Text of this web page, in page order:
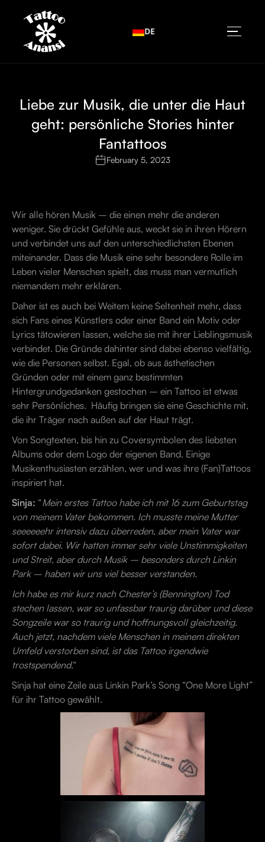
DE
Liebe zur Musik, die unter die Haut
geht: persönliche Stories hinter
Fantattoos
February 5, 2023
Wir alle hören Musik – die einen mehr die anderen
weniger. Sie drückt Gefühle aus, weckt sie in ihren Hörern
und verbindet uns auf den unterschiedlichsten Ebenen
miteinander. Dass die Musik eine sehr besondere Rolle im
Leben vieler Menschen spielt, das muss man vermutlich
niemandem mehr erklären.
Daher ist es auch bei Weitem keine Seltenheit mehr, dass
sich Fans eines Künstlers oder einer Band ein Motiv oder
Lyrics tätowieren lassen, welche sie mit ihrer Lieblingsmusik
verbindet. Die Gründe dahinter sind dabei ebenso vielfältig,
wie die Personen selbst. Egal, ob aus ästhetischen
Gründen oder mit einem ganz bestimmten
Hintergrundgedanken gestochen – ein Tattoo ist etwas
sehr Persönliches. Häufig bringen sie eine Geschichte mit,
die ihr Träger nach außen auf der Haut trägt.
Von Songtexten, bis hin zu Coversymbolen des liebsten
Albums oder dem Logo der eigenen Band. Einige
Musikenthusiasten erzählen, wer und was ihre (Fan)Tattoos
inspiriert hat.
Sinja: “Mein erstes Tattoo habe ich mit 16 zum Geburtstag
von meinem Vater bekommen. Ich musste meine Mutter
seeeeeehr intensiv dazu überreden, aber mein Vater war
sofort dabei. Wir hatten immer sehr viele Unstimmigkeiten
und Streit, aber durch Musik – besonders durch Linkin
Park – haben wir uns viel besser verstanden.
Ich habe es mir kurz nach Chester’s (Bennington) Tod
stechen lassen, war so unfassbar traurig darüber und diese
Songzeile war so traurig und hoffnungsvoll gleichzeitig.
Auch jetzt, nachdem viele Menschen in meinem direkten
Umfeld verstorben sind, ist das Tattoo irgendwie
trostspendend.“
Sinja hat eine Zeile aus Linkin Park’s Song “One More Light”
für ihr Tattoo gewählt.